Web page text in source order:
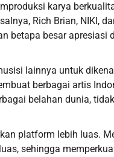
karya
Rich Brian, NIKI,
betapa besar apresiasi
lainnya untuk
berbagai artis
belahan dunia, tidak
platform lebih luas.
sehingga